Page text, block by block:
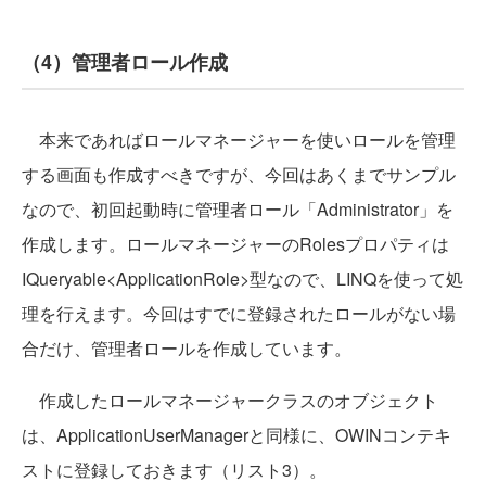
（4）管理者ロール作成
本来であればロールマネージャーを使いロールを管理
する画面も作成すべきですが、今回はあくまでサンプル
なので、初回起動時に管理者ロール「Administrator」を
作成します。ロールマネージャーのRolesプロパティは
IQueryable<ApplicationRole>型なので、LINQを使って処
理を行えます。今回はすでに登録されたロールがない場
合だけ、管理者ロールを作成しています。
作成したロールマネージャークラスのオブジェクト
は、ApplicationUserManagerと同様に、OWINコンテキ
ストに登録しておきます（リスト3）。